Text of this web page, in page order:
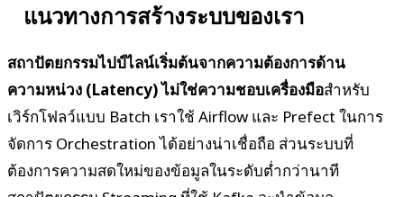
แนวทางการสร้างระบบของเรา
สถาปัตยกรรมไปป์ไลน์เริ่มต้นจากความต้องการด้าน
ความหน่วง (Latency) ไม่ใช่ความชอบเครื่องมือสำหรับ
เวิร์กโฟลว์แบบ Batch เราใช้ Airflow และ Prefect ในการ
จัดการ Orchestration ได้อย่างน่าเชื่อถือ ส่วนระบบที่
ต้องการความสดใหม่ของข้อมูลในระดับต่ำกว่านาที